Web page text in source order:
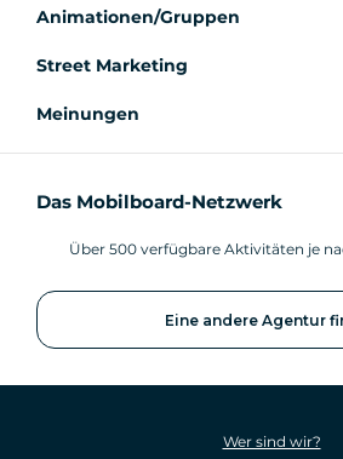
Animationen/Gruppen
Street Marketing
Meinungen
Das Mobilboard-Netzwerk
Über 500 verfügbare Aktivitäten je
Eine andere Agentur
Wer sind wir?